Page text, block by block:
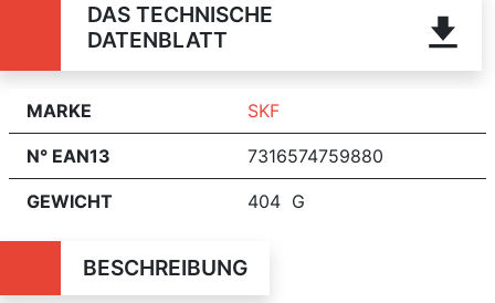
DAS TECHNISCHE
DATENBLATT
MARKE SKF
N° EAN13 7316574759880
GEWICHT 404 G
BESCHREIBUNG